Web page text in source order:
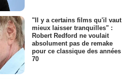
"Il y a certains films qu'il vaut
mieux laisser tranquilles" :
Robert Redford ne voulait
absolument pas de remake
pour ce classique des années
70